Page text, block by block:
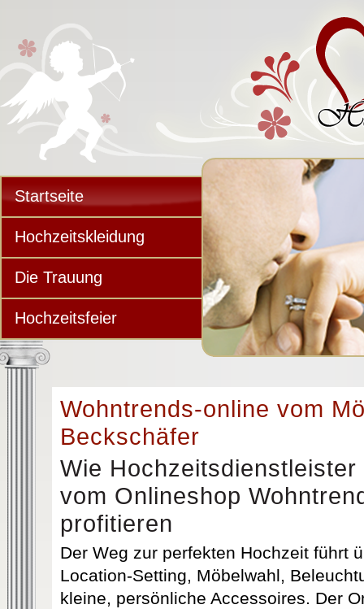
Startseite
Hochzeitskleidung
Die Trauung
Hochzeitsfeier
Wohntrends-online vom
Beckschäfer
Wie
vom Onlineshop
profitieren
Der Weg zur perfekten Hochzeit führt
Location-Setting, Möbelwahl,
kleine, persönliche Accessoires. Der